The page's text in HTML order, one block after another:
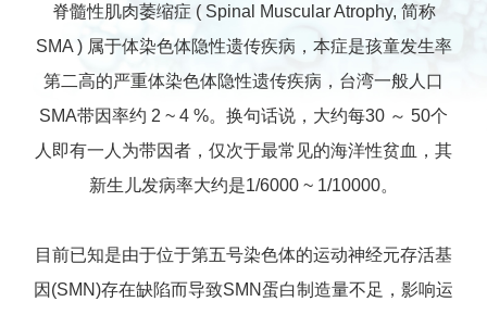
脊髓性肌肉萎缩症 ( Spinal Muscular Atrophy, 简称
SMA ) 属于体染色体隐性遗传疾病，本症是孩童发生率
第二高的严重体染色体隐性遗传疾病，台湾一般人口
SMA带因率约 2 ~ 4 %。换句话说，大约每30 ～ 50个
人即有一人为带因者，仅次于最常见的海洋性贫血，其
新生儿发病率大约是1/6000 ~ 1/10000。
目前已知是由于位于第五号染色体的运动神经元存活基
因(SMN)存在缺陷而导致SMN蛋白制造量不足，影响运